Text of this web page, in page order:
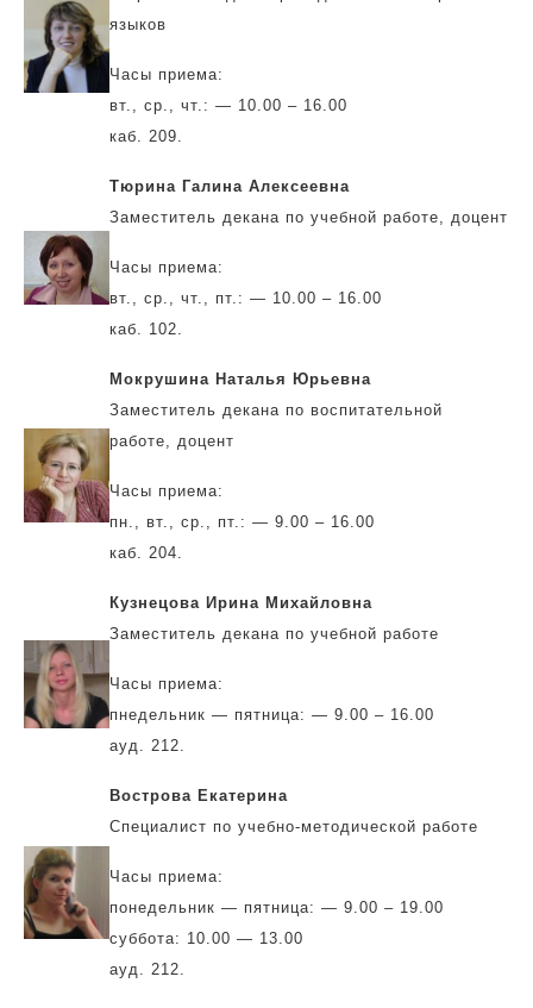
языков
Часы приема:
вт., ср., чт.: — 10.00 – 16.00
каб. 209.
Тюрина Галина Алексеевна
Заместитель декана по учебной работе, доцент
Часы приема:
вт., ср., чт., пт.: — 10.00 – 16.00
каб. 102.
Мокрушина Наталья Юрьевна
Заместитель декана по воспитательной
работе, доцент
Часы приема:
пн., вт., ср., пт.: — 9.00 – 16.00
каб. 204.
Кузнецова Ирина Михайловна
Заместитель декана по учебной работе
Часы приема:
пнедельник — пятница: — 9.00 – 16.00
ауд. 212.
Вострова Екатерина
Специалист по учебно-методической работе
Часы приема:
понедельник — пятница: — 9.00 – 19.00
суббота: 10.00 — 13.00
ауд. 212.